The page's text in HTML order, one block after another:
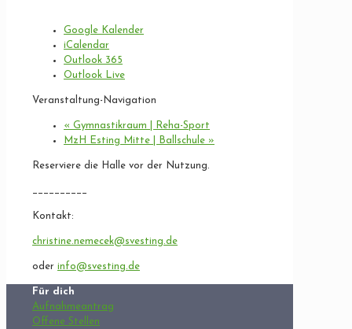
Google Kalender
iCalendar
Outlook 365
Outlook Live
Veranstaltung-Navigation
« Gymnastikraum | Reha-Sport
MzH Esting Mitte | Ballschule »
Reserviere die Halle vor der Nutzung.
__________
Kontakt:
christine.nemecek@svesting.de
oder info@svesting.de
Für dich
Aufnahmeantrag
Offene Stellen